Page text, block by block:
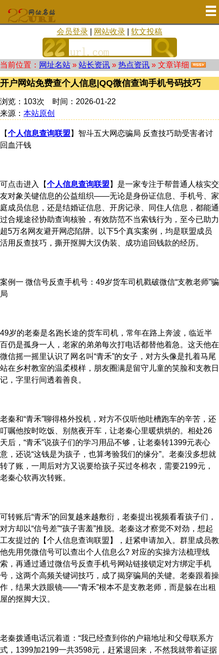
会员登录 网站收录 软文投稿
当前位置： 网址名站 » 站长资讯 » 热点资讯 » 文章详细
开户网站免费查个人信息|QQ微信查询手机号码技巧
浏览：103次 时间：2026-01-22
来源： 本站原创
【个人信息查询联盟 】智斗五大网恋骗局 反查技巧助受害者讨
回血汗钱
可点击进入【个人信息查询联盟 】是一家专注于帮普通人核实交
友对象关键信息的公益组织——无论是身份证信息、手机号、家
庭成员信息，还是结婚证信息、开房记录、同住人信息，都能通
过合规途径协助查询核验，有效防范不当索钱行为，至今已助力
超5万名网友避开网恋陷阱。以下5个真实案例，均是联盟成员
活用反查技巧，撕开抠脚大汉伪装、成功追回钱款的经历。
案例一 微信号反查手机号：49岁货车司机戳破微信“支教老师”骗
局
49岁的老秦是名跑长途的货车司机，常年在路上奔波，临近半
百仍是孤身一人，老家的弟弟每次打电话都替他着急。这天他在
微信摇一摇里认识了网名叫“青禾”的女子，对方头像是扎着马尾
站在乡村教室的温柔模样，朋友圈满是留守儿童的笑脸和支教日
记，字里行间透着善良。
老秦和“青禾”聊得格外投机，对方不仅听他吐槽跑车的辛苦，还
叮嘱他按时吃饭、别熬夜开车，让老秦心里暖烘烘的。相处26
天后，“青禾”说孩子们的学习用品不够，让老秦转1399元表心
意，还说“这钱是为孩子，也算考验我们的缘分”。老秦没多想就
转了账，一周后对方又说要给孩子买过冬棉衣，需要2199元，
老秦心软再次转账。
可转账后“青禾”的回复越来越敷衍，老秦提出视频看看孩子们，
对方却以“信号差”“孩子害羞”推脱。老秦这才察觉不对劲，想起
工友提过的【个人信息查询联盟】，赶紧申请加入。群里成员教
他先用凭微信号可以查出个人信息么? 对应的实操方法梳理线
索，再通过通过微信号反查手机号网站链接锁定对方绑定手机
号，这两个高频关键词技巧，成了揭穿骗局的关键。老秦跟着操
作，结果大跌眼镜——“青禾”根本不是支教老师，而是躲在出租
屋的抠脚大汉。
老秦拨通电话沉着道：“我已经查到你的户籍地址和父母联系方
式，1399加2199一共3598元，赶紧退回来，不然我就带着证据